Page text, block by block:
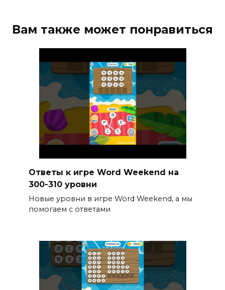
Вам также может понравиться
Ответы к игре Word Weekend на
300-310 уровни
Новые уровни в игре Word Weekend, а мы
помогаем с ответами